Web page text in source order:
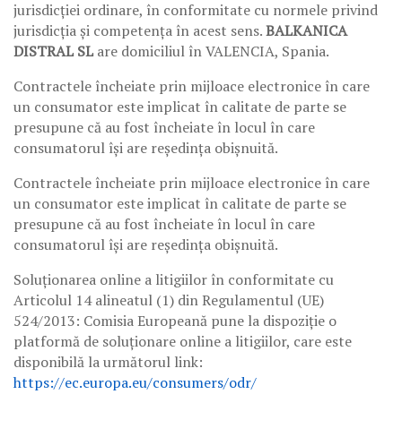
jurisdicției ordinare, în conformitate cu normele privind
jurisdicția și competența în acest sens.BALKANICA
DISTRAL SLare domiciliul în VALENCIA, Spania.
Contractele încheiate prin mijloace electronice în care
un consumator este implicat în calitate de parte se
presupune că au fost încheiate în locul în care
consumatorul își are reședința obișnuită.
Contractele încheiate prin mijloace electronice în care
un consumator este implicat în calitate de parte se
presupune că au fost încheiate în locul în care
consumatorul își are reședința obișnuită.
Soluționarea online a litigiilor în conformitate cu
Articolul 14 alineatul (1) din Regulamentul (UE)
524/2013: Comisia Europeană pune la dispoziție o
platformă de soluționare online a litigiilor, care este
disponibilă la următorul link:
https://ec.europa.eu/consumers/odr/